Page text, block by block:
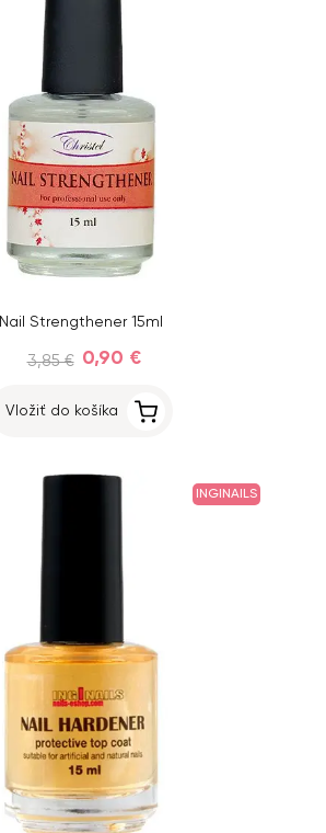
Nail Strengthener 15ml
3,85 € 0,90 €
Vložiť do košíka
INGINAILS